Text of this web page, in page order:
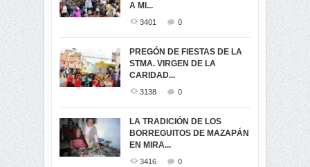
A MI...
3401 0
PREGÓN DE FIESTAS DE LA
STMA. VIRGEN DE LA
CARIDAD...
3138 0
LA TRADICIÓN DE LOS
BORREGUITOS DE MAZAPÁN
EN MIRA...
3416 0
3063
-ENCENDIDO DEL ARBOL DE
...
MIRA
3442
PRESIDENCIALES 2023 EN
M...
ELECCION CRUCIAL:
SEGUNDA VUELTA
PRESIDENCIAL EL 1...
VIRTUALES ASAMBLEISTAS
POR LA PROVINCIA DEL
CARCHI...